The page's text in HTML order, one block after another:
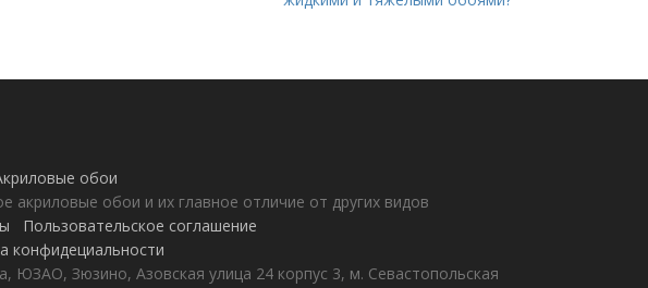
обои
акриловые обои и их главное отличие от других видов
Пользовательское соглашение
конфидециальности
ЮЗАО, Зюзино, Азовская улица 24 корпус 3, м. Севастопольская